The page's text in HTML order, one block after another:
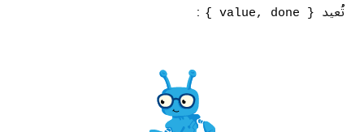
تُعيد { value, done }
: